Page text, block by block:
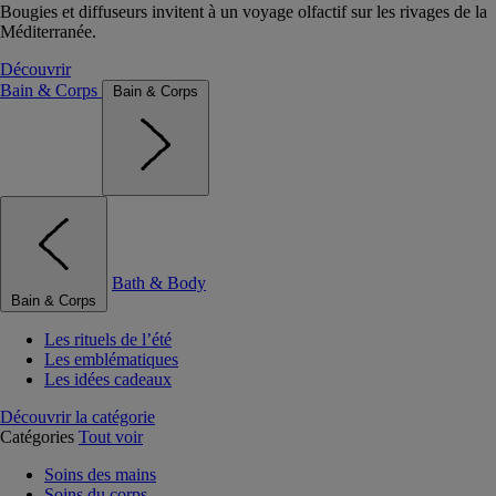
Bougies et diffuseurs invitent à un voyage olfactif sur les rivages de la
Méditerranée.
Découvrir
Bain & Corps
Bain & Corps
Bain & Corps
Bath & Body
Les rituels de l’été
Les emblématiques
Les idées cadeaux
Découvrir la catégorie
Catégories Tout voir
Soins des mains